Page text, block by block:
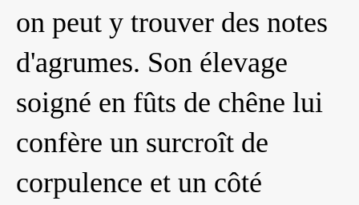
on peut y trouver des notes
d'agrumes. Son élevage
soigné en fûts de chêne lui
confère un surcroît de
corpulence et un côté